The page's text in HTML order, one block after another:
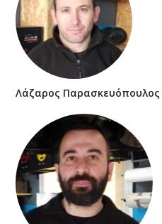
Λάζαρος Παρασκευόπουλος